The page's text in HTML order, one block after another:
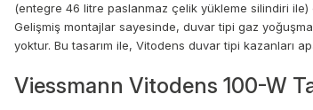
(entegre 46 litre paslanmaz çelik yükleme silindiri ile)
Gelişmiş montajlar sayesinde, duvar tipi gaz
yoktur. Bu tasarım ile, Vitodens duvar tipi kazanları
Viessmann Vitodens 100-W